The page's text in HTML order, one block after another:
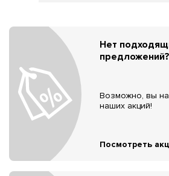
Нет
предложений?
Возможно, вы
наших акций!
Посмотреть